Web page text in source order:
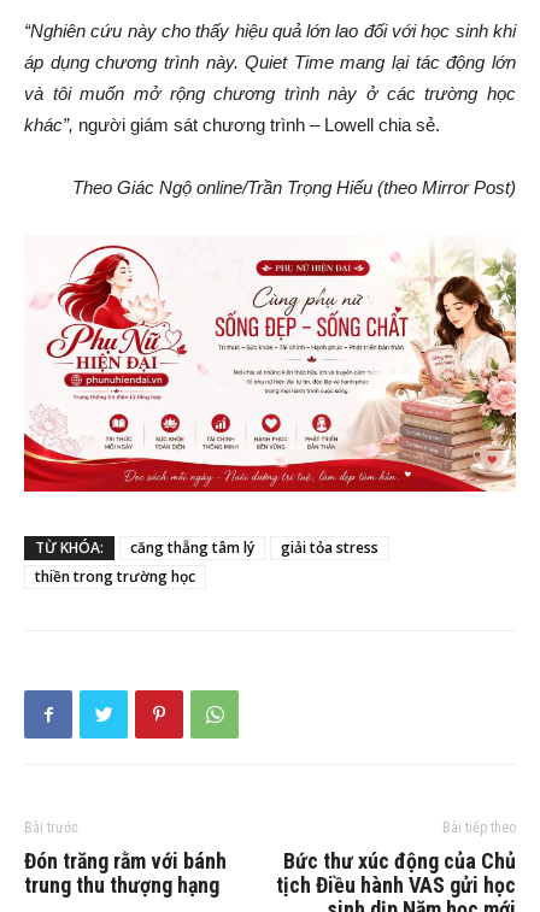
“Nghiên cứu này cho thấy hiệu quả lớn lao đối với học sinh khi
áp dụng chương trình này. Quiet Time mang lại tác động lớn
và tôi muốn mở rộng chương trình này ở các trường học
khác”, người giám sát chương trình – Lowell chia sẻ.
Theo Giác Ngộ online/Trần Trọng Hiếu (theo Mirror Post)
TỪ KHÓA: căng thẵng tâm lý
giải tỏa stress
thiền trong trường học
Bài trước
Đón trăng rằm với bánh
trung thu thượng hạng
Bài tiếp theo
Bức thư xúc động của Chủ
tịch Điều hành VAS gửi học